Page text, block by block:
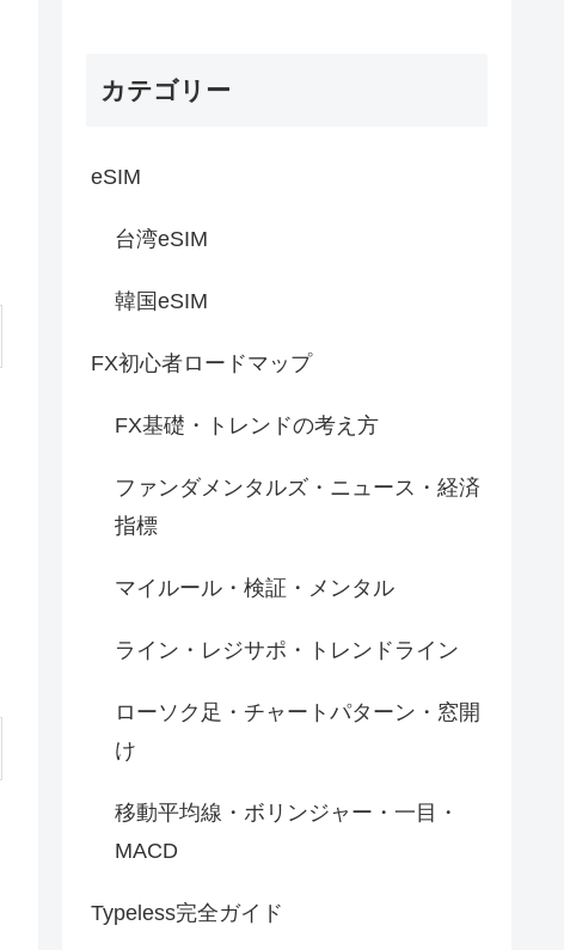
カテゴリー
eSIM
台湾eSIM
韓国eSIM
FX初心者ロードマップ
FX基礎・トレンドの考え方
ファンダメンタルズ・ニュース・経済
指標
マイルール・検証・メンタル
ライン・レジサポ・トレンドライン
ローソク足・チャートパターン・窓開
け
移動平均線・ボリンジャー・一目・
MACD
Typeless完全ガイド